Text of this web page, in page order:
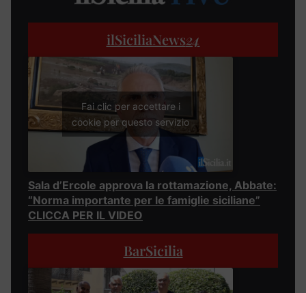
ilSiciliaNews24
Fai clic per accettare i
cookie per questo servizio
Sala d’Ercole approva la rottamazione, Abbate:
“Norma importante per le famiglie siciliane”
CLICCA PER IL VIDEO
BarSicilia